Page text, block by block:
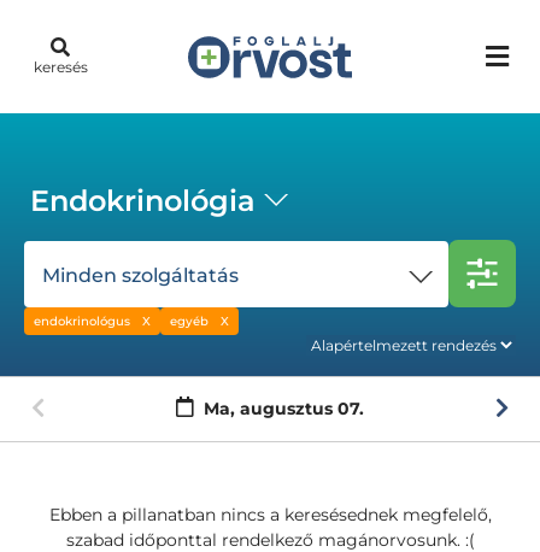
keresés
Endokrinológia
Minden szolgáltatás
endokrinológus egyéb
Ma, augusztus 07.
Ebben a pillanatban nincs a keresésednek megfelelő,
szabad időponttal rendelkező magánorvosunk. :(